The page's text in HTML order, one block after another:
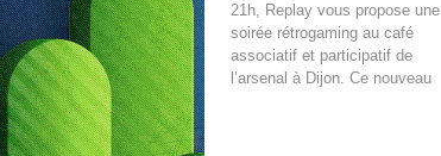
21h, Replay vous propose une
soirée rétrogaming au café
associatif et participatif de
l’arsenal à Dijon. Ce nouveau